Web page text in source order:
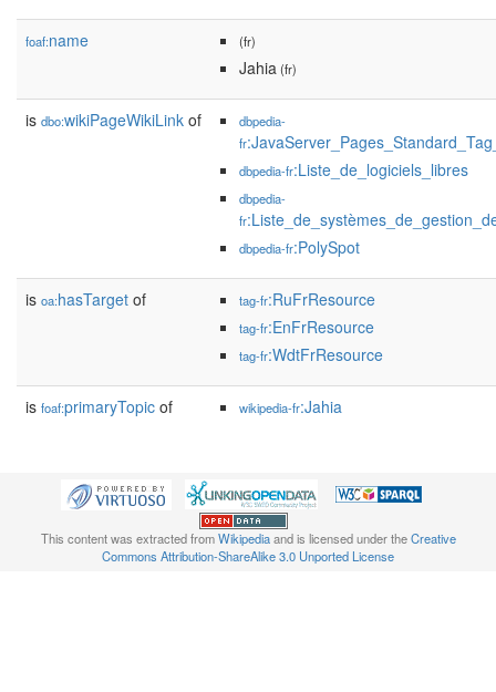
foaf:name (fr)
Jahia(fr)
is dbo:wikiPageWikiLink of
dbpedia-
fr
dbpedia-fr:Liste_de_logiciels_libres
dbpedia-
fr
dbpedia-fr:PolySpot
is oa:hasTarget of tag-fr:RuFrResource
tag-fr:EnFrResource
tag-fr:WdtFrResource
is foaf:primaryTopic of wikipedia-fr:Jahia
This content was extracted fromWikipediaand is licensed under theCreative
Commons Attribution-ShareAlike 3.0 Unported License